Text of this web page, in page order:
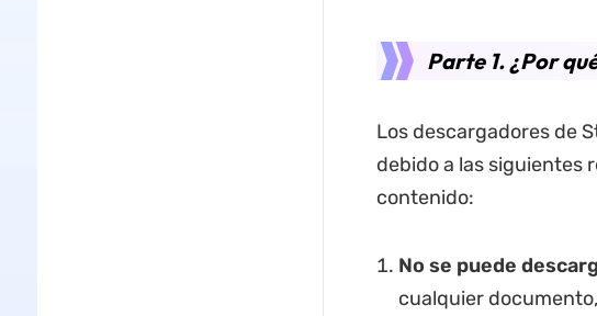
Parte 1. ¿Por
Los descargadores de
debido a las siguientes
contenido:
No se puede
cualquier